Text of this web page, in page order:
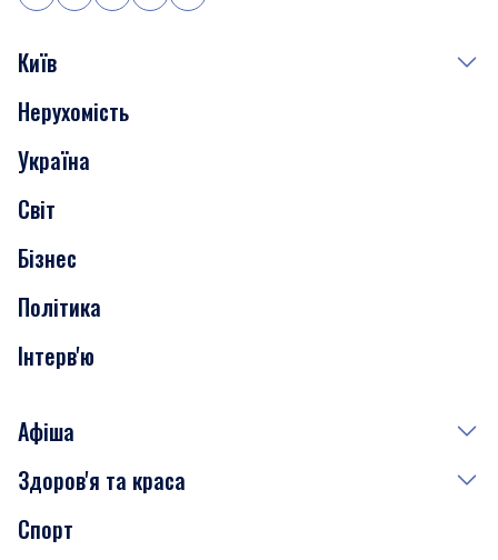
Київ
Події
Скандали
Нерухомість
Транспорт
Нерухомість
Україна
Світ
Бізнес
Політика
Інтерв'ю
Афіша
Сьогодні
Завтра
Здоров'я та краса
Медицина
Спорт